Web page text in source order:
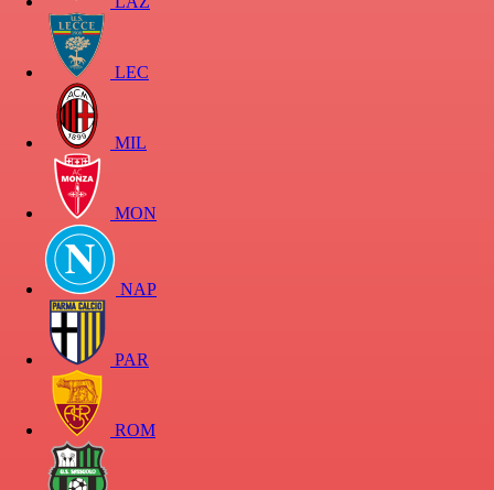
LEC
MIL
MON
NAP
PAR
ROM